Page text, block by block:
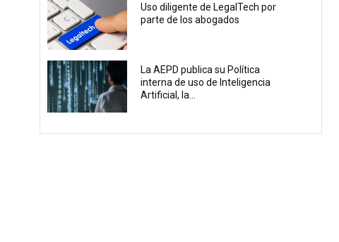
Uso diligente de LegalTech por
parte de los abogados
La AEPD publica su Política
interna de uso de Inteligencia
Artificial, la...